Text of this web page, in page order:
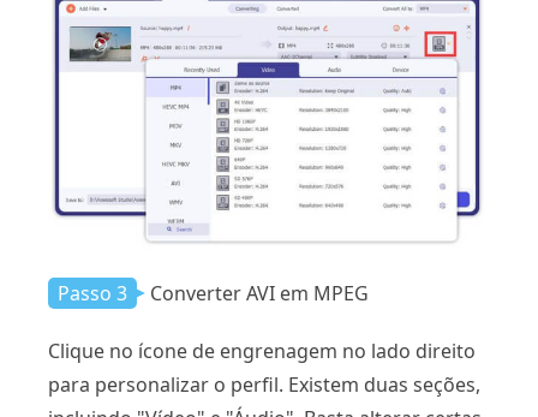
Passo 3 Converter AVI em MPEG
Clique no ícone de engrenagem no lado direito
para personalizar o perfil. Existem duas seções,